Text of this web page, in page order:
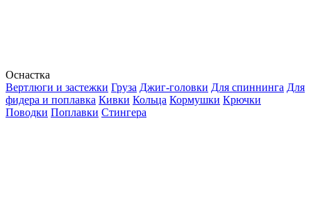
Оснастка
Вертлюги и застежки Груза Джиг-головки Для спиннинга Для
фидера и поплавка Кивки Кольца Кормушки Крючки
Поводки Поплавки Стингера